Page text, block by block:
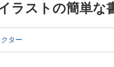
ラストの簡単な
ター